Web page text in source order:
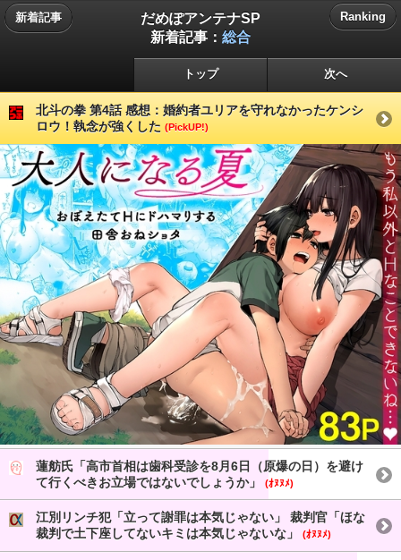
新着記事
だめぽアンテナSP
新着記事： 総合
Ranking
トップ 次へ
北斗の拳 第4話 感想：婚約者ユリアを守れなかったケンシ
ロウ！執念が強くした (PickUP!)
蓮舫氏「高市首相は歯科受診を8月6日（原爆の日）を避け
て行くべきお立場ではないでしょうか」
(ｵﾇﾇﾒ)
江別リンチ犯「立って謝罪は本気じゃない」 裁判官「ほな
裁判で土下座してないキミは本気じゃないな」
(ｵﾇﾇﾒ)